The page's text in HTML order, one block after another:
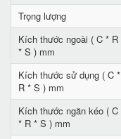
Trọng lượng
Kích thước ngoài ( C * R
* S ) mm
Kích thước sử dụng ( C *
R * S ) mm
Kích thước ngăn kéo ( C
* R * S ) mm